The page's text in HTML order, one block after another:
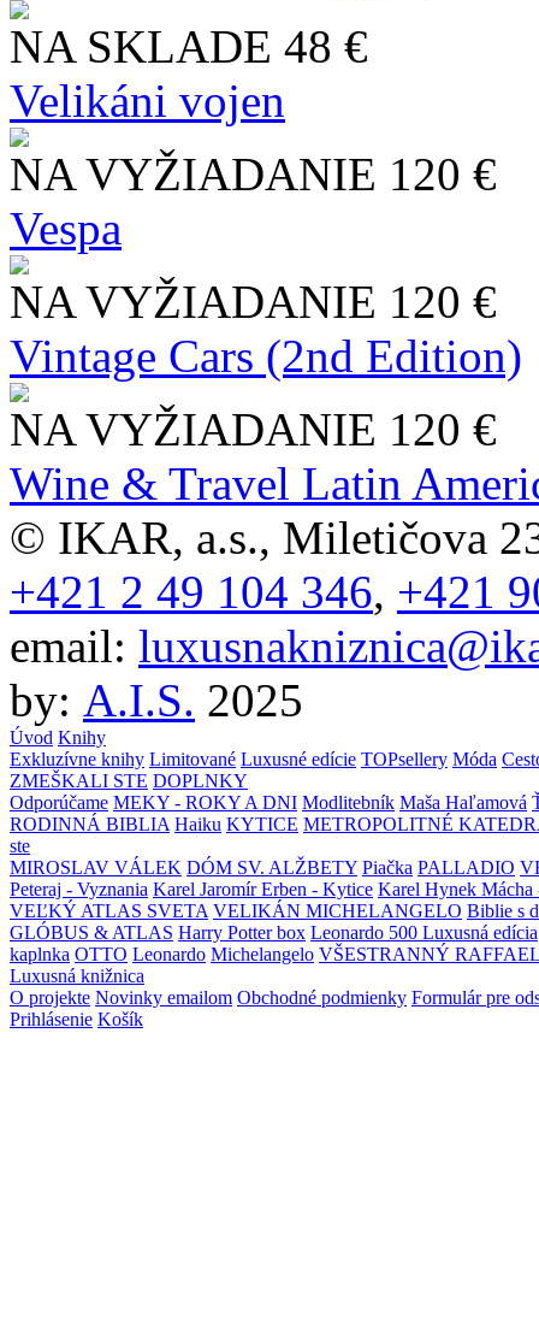
NA SKLADE 48 €
Velikáni vojen
NA VYŽIADANIE 120 €
Vespa
NA VYŽIADANIE 120 €
Vintage Cars (2nd Edition)
NA VYŽIADANIE 120 €
Wine & Travel Latin
© IKAR, a.s., Miletičova
+421 2 49 104 346, +421
email:
by: A.I.S. 2025
Úvod Knihy
Exkluzívne knihy Limitované Luxusné edície TOPsellery Móda
ZMEŠKALI STE DOPLNKY
Odporúčame MEKY - ROKY A DNI Modlitebník Maša Haľamová
RODINNÁ BIBLIA Haiku KYTICE METROPOLITNÉ
ste
MIROSLAV VÁLEK DÓM SV. ALŽBETY Piačka PALLADIO
Peteraj - Vyznania Karel Jaromír Erben - Kytice Karel Hynek Mácha
VEĽKÝ ATLAS SVETA VELIKÁN MICHELANGELO Biblie s
GLÓBUS & ATLAS Harry Potter box Leonardo 500 Luxusná edícia
kaplnka OTTO Leonardo Michelangelo VŠESTRANNÝ
Luxusná knižnica
O projekte Novinky emailom Obchodné podmienky Formulár pre
Prihlásenie Košík